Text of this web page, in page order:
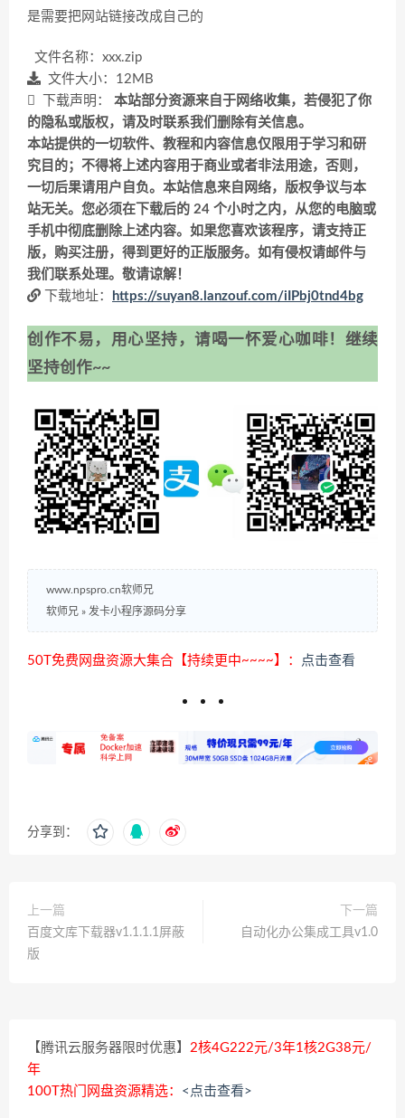
是需要把网站链接改成自己的
文件名称：xxx.zip
文件大小：12MB
下载声明：
本站部分资源来自于网络收集，若侵犯了你
的隐私或版权，请及时联系我们删除有关信息。
本站提供的一切软件、教程和内容信息仅限用于学习和研
究目的；不得将上述内容用于商业或者非法用途，否则，
一切后果请用户自负。本站信息来自网络，版权争议与本
站无关。您必须在下载后的 24 个小时之内，从您的电脑或
手机中彻底删除上述内容。如果您喜欢该程序，请支持正
版，购买注册，得到更好的正版服务。如有侵权请邮件与
我们联系处理。敬请谅解！
下载地址：
https://suyan8.lanzouf.com/iIPbj0tnd4bg
创作不易，用心坚持，请喝一怀爱心咖啡！继续
坚持创作~~
www.npspro.cn软师兄
软师兄 » 发卡小程序源码分享
50T免费网盘资源大集合【持续更中~~~~】： 点击查看
分享到：
上一篇
百度文库下载器v1.1.1.1屏蔽
版
下一篇
自动化办公集成工具v1.0
【腾讯云服务器限时优惠】 2核4G222元/3年1核2G38元/
年
100T热门网盘资源精选： <点击查看>